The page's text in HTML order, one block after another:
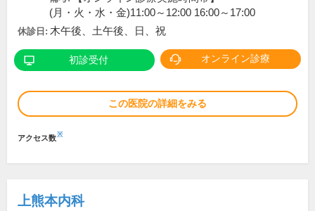
(月・火・水・金)11:00～12:00 16:00～17:00
休診日: 木午後、土午後、日、祝
初診受付 オンライン診療
この医院の詳細をみる
アクセス数※
上熊本内科